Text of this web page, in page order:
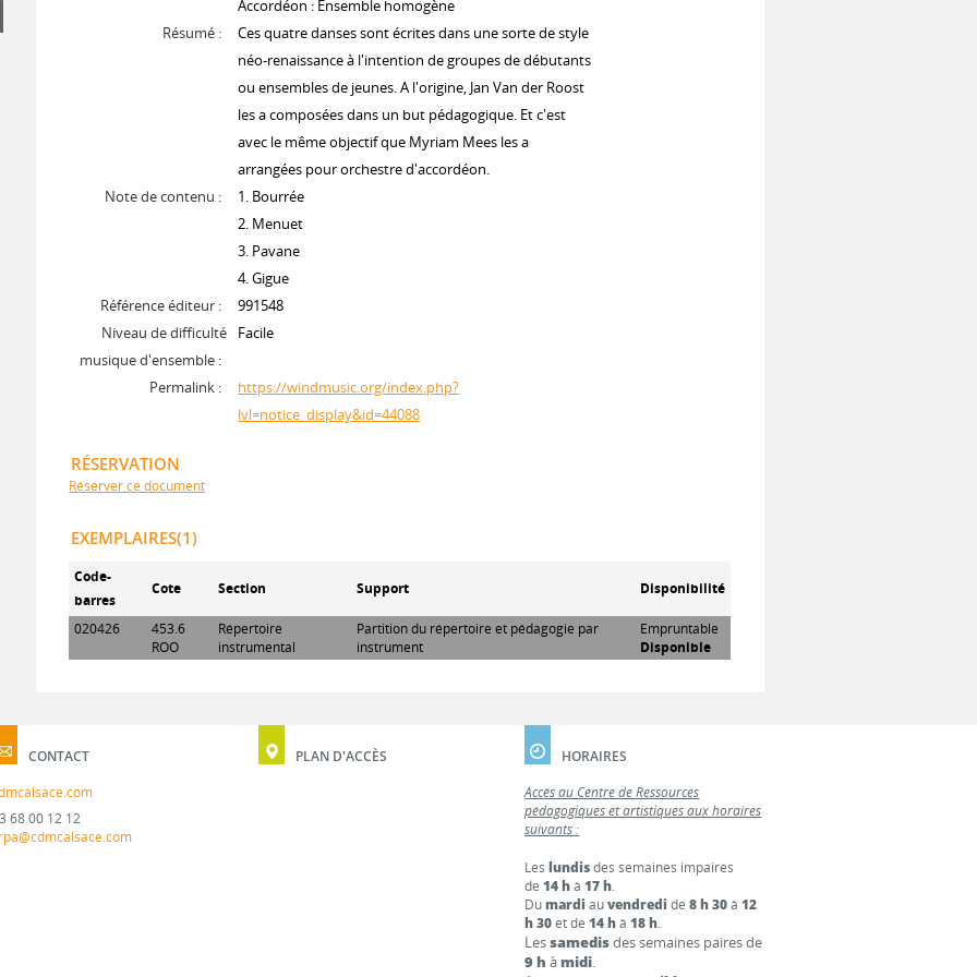
Accordéon : Ensemble homogène
Résumé :
Ces quatre danses sont écrites dans une sorte de style
néo-renaissance à l'intention de groupes de débutants
ou ensembles de jeunes. A l'origine, Jan Van der Roost
les a composées dans un but pédagogique. Et c'est
avec le même objectif que Myriam Mees les a
arrangées pour orchestre d'accordéon.
Note de contenu :
1. Bourrée
2. Menuet
3. Pavane
4. Gigue
Référence éditeur :
991548
Niveau de difficulté
musique d'ensemble :
Facile
Permalink :
https://windmusic.org/index.php?
lvl=notice_display&id=44088
RÉSERVATION
Réserver ce document
EXEMPLAIRES(1)
Code-
barres
Cote Section Support Disponibilité
020426
453.6
ROO
Répertoire
instrumental
Partition du répertoire et pédagogie par
instrument
Empruntable
Disponible
CONTACT
68 00 12 12
PLAN D'ACCÈS
HORAIRES
Accès au Centre de Ressources
pédagogiques et artistiques aux horaires
suivants :
Leslundisdes semaines impaires
de14 hà17 h.
Dumardi auvendredi de8 h 30à12
h 30et de14 hà18 h.
Lessamedisdes semaines paires de
9 h à midi.